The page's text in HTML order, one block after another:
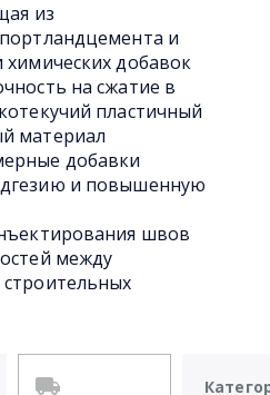
из
и
добавок
на сжатие в
пластичный
материал
добавки
и повышенную
швов
между